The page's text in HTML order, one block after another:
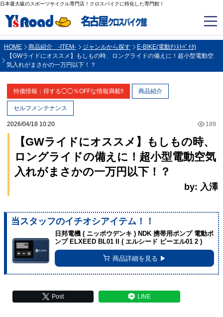
日本最大級のスポーツサイクル専門店！クロスバイクに特化した専門館！
HOME 商品紹介 -ITEM- ジャンルから探す
E-BIKE(電動ｱｼｽﾄﾊﾞｲｸ)
【GWライドにオススメ】もしもの時、ロングライドの備えに！超小型電動空
気入れがまさかの一万円以下！？
2026/04/18 10:20 189
特価情報：得する◯◯％OFFな情報満載!! 商品紹介
セルフメンテナンス
【GWライドにオススメ】もしもの時、
ロングライドの備えに！超小型電動空気
入れがまさかの一万円以下！？
by: 入澤
当スタッフのイチオシアイテム！！
日邦電機 ( ニッポウデンキ ) NDK 携帯用ポンプ 電動ポ
ンプ ELXEED BL01 II ( エルシード ビーエル01 2 )
商品詳細を見る ▶︎
Post LINE